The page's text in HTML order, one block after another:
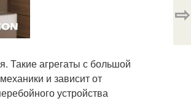
Такие агрегаты с большой
и зависит от
устройства
⇨